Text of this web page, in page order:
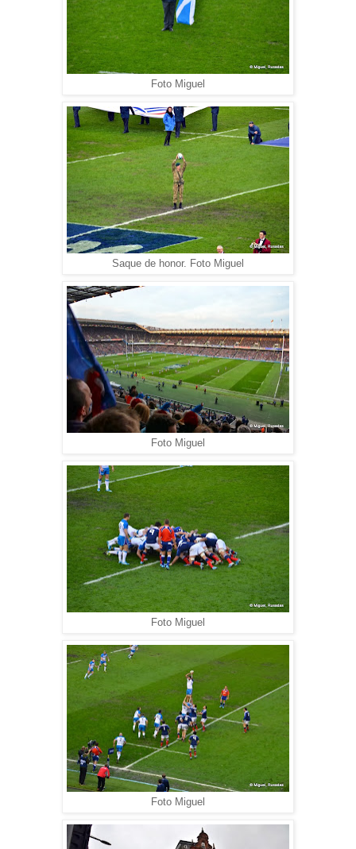
Foto Miguel
Saque de honor. Foto Miguel
Foto Miguel
Foto Miguel
Foto Miguel